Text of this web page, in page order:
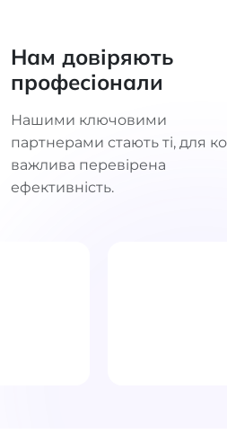
Нам довіряють
професіонали
Нашими ключовими
партнерами стають ті, для
важлива перевірена
ефективність.